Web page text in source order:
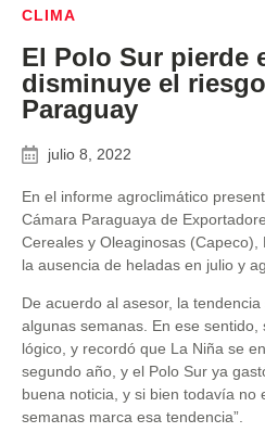
CLIMA
El Polo Sur pierde
disminuye el
Paraguay
julio 8, 2022
En el informe agroclimático
Cámara Paraguaya de
Cereales y Oleaginosas
la ausencia de heladas en julio y
De acuerdo al asesor, la
algunas semanas. En ese
lógico, y recordó que La Niña se
segundo año, y el Polo Sur ya
buena noticia, y si bien todavía no
semanas marca esa tendencia”.